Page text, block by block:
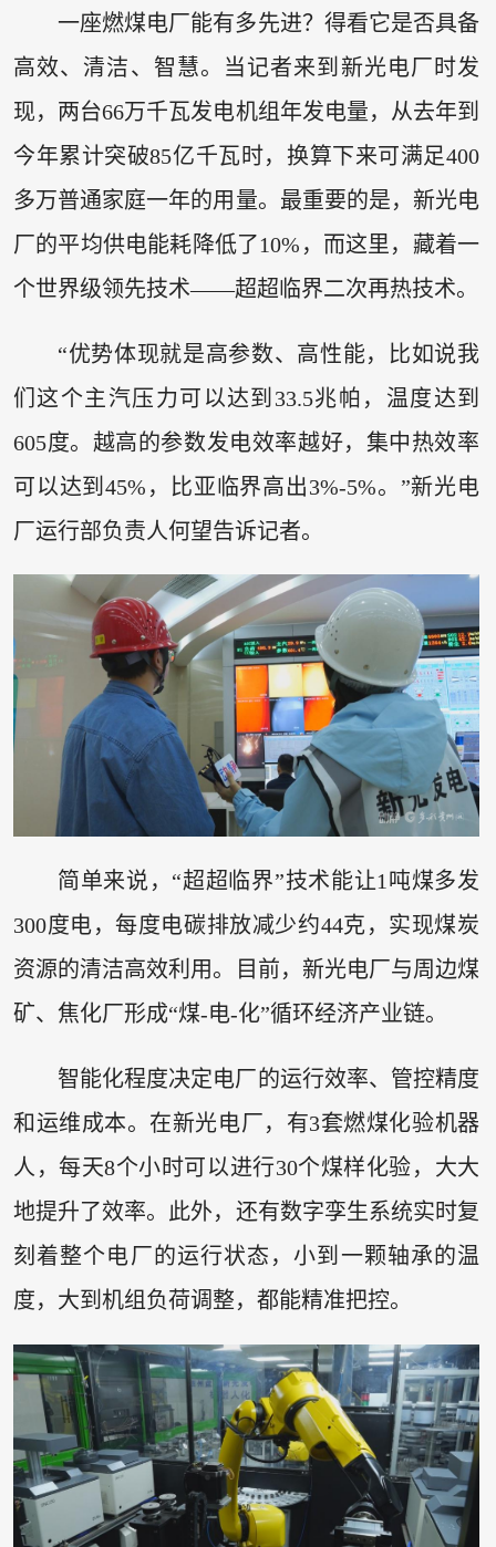
一座燃煤电厂能有多先进？得看它是否具备
高效、清洁、智慧。当记者来到新光电厂时发
现，两台66万千瓦发电机组年发电量，从去年到
今年累计突破85亿千瓦时，换算下来可满足400
多万普通家庭一年的用量。最重要的是，新光电
厂的平均供电能耗降低了10%，而这里，藏着一
个世界级领先技术——超超临界二次再热技术。
“优势体现就是高参数、高性能，比如说我
们这个主汽压力可以达到33.5兆帕，温度达到
605度。越高的参数发电效率越好，集中热效率
可以达到45%，比亚临界高出3%-5%。”新光电
厂运行部负责人何望告诉记者。
简单来说，“超超临界”技术能让1吨煤多发
300度电，每度电碳排放减少约44克，实现煤炭
资源的清洁高效利用。目前，新光电厂与周边煤
矿、焦化厂形成“煤-电-化”循环经济产业链。
智能化程度决定电厂的运行效率、管控精度
和运维成本。在新光电厂，有3套燃煤化验机器
人，每天8个小时可以进行30个煤样化验，大大
地提升了效率。此外，还有数字孪生系统实时复
刻着整个电厂的运行状态，小到一颗轴承的温
度，大到机组负荷调整，都能精准把控。